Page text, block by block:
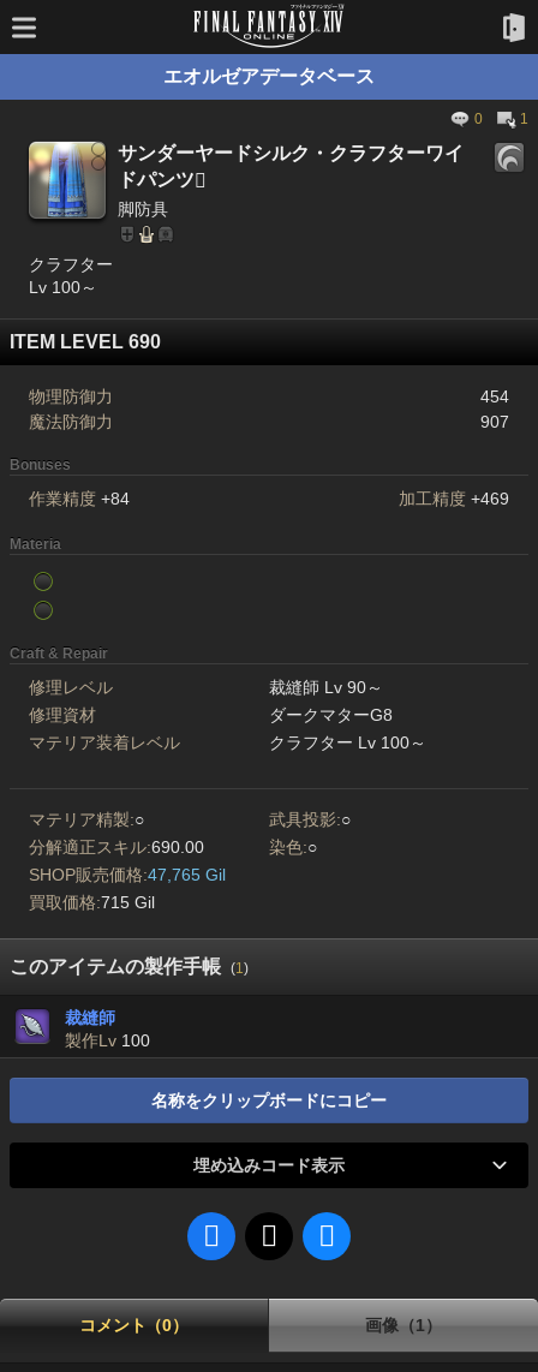
エオルゼアデータベース
0 1
サンダーヤードシルク・クラフターワイ
ドパンツ
脚防具
クラフター
Lv 100～
ITEM LEVEL 690
物理防御力
454
魔法防御力
907
Bonuses
作業精度 +84 加工精度 +469
Materia
Craft & Repair
修理レベル
裁縫師 Lv 90～
修理資材
ダークマターG8
マテリア装着レベル
クラフター Lv 100～
マテリア精製:○ 武具投影:○
分解適正スキル:690.00 染色:○
SHOP販売価格:47,765 Gil
買取価格:715 Gil
このアイテムの製作手帳 (1)
裁縫師
製作Lv 100
名称をクリップボードにコピー
埋め込みコード表示
コメント（0） 画像（1）